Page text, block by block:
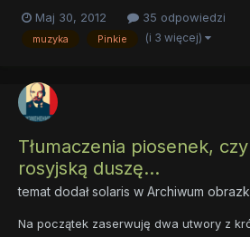
Maj 30, 2012 35 odpowiedzi
muzyka Pinkie (i 3 więcej)
Tłumaczenia piosenek,
rosyjską duszę...
temat dodałsolaris w Archiwum
Na początek zaserwuję dwa utwory z